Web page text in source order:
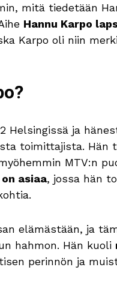
mitä tiedetään
Hannu Karpo
Karpo oli niin
Helsingissä ja
toimittajista. Hän
MTV:n
asiaa, jossa hän
elämästään, ja
hahmon. Hän kuoli
perinnön ja